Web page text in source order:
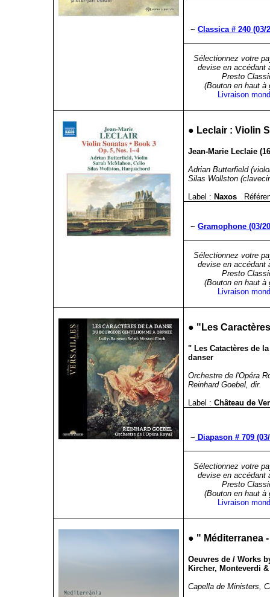
~Classica # 240 (03/
Sélectionnez votre
devise en accédant
Presto
(Bouton en haut à
Livraison
● Leclair : Violin
Jean-Marie Leclaie
Adrian Butterfield
Silas Wollston
Label : Naxos
~Gramophone (03/
Sélectionnez votre
devise en accédant
Presto
(Bouton en haut à
Livraison
● " Les
" Les Catactères de
danser
Orchestre de l'Opéra
Reinhard Goebel, dir.
Label :Château de
~ Diapason # 709
Sélectionnez votre
devise en accédant
Presto
(Bouton en haut à
Livraison
● " Méditerranea
Oeuvres de / Works
Kircher, Monteverdi
Capella de Ministers,